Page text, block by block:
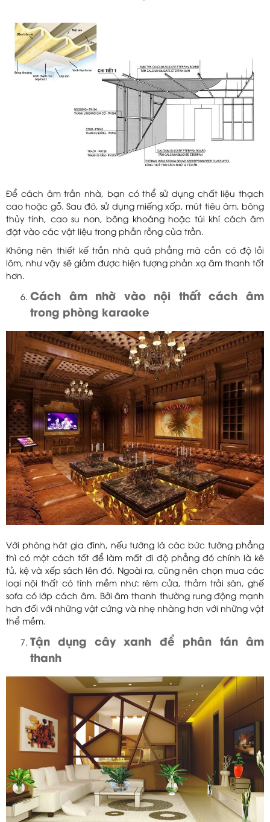
Để cách âm trần nhà, bạn có thể sử dụng chất liệu thạch
cao hoặc gỗ. Sau đó, sử dụng miếng xốp, mút tiêu âm, bông
thủy tinh, cao su non, bông khoáng hoặc túi khí cách âm
đặt vào các vật liệu trong phần rỗng của trần.
Không nên thiết kế trần nhà quá phẳng mà cần có độ lồi
lõm, như vậy sẽ giảm được hiện tượng phản xạ âm thanh tốt
hơn.
Cách âm nhờ vào nội thất cách âm
trong phòng karaoke
Với phòng hát gia đình, nếu tường là các bức tường phẳng
thì có một cách tốt để làm mất đi độ phẳng đó chính là kê
tủ, kệ và xếp sách lên đó. Ngoài ra, cũng nên chọn mua các
loại nội thất có tính mềm như: rèm cửa, thảm trải sàn, ghế
sofa có lớp cách âm. Bởi âm thanh thường rung động mạnh
hơn đối với những vật cứng và nhẹ nhàng hơn với những vật
thể mềm.
Tận dụng cây xanh để phân tán âm
thanh